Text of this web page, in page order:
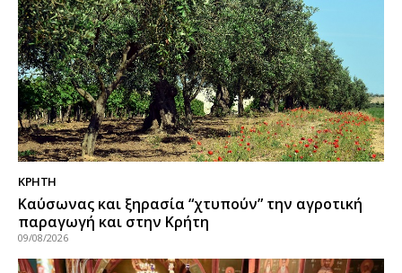
ΚΡΗΤΗ
Καύσωνας και ξηρασία “χτυπούν” την αγροτική
παραγωγή και στην Κρήτη
09/08/2026